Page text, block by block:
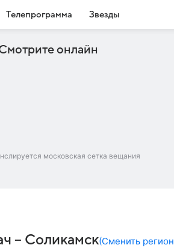
Телепрограмма Звезды
онлайн
московская сетка вещания
– Соликамск(Сменить регион